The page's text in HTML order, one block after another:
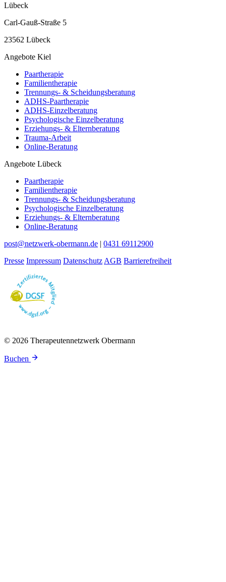
Lübeck
Carl-Gauß-Straße 5
23562 Lübeck
Angebote Kiel
Paartherapie
Familientherapie
Trennungs- & Scheidungsberatung
ADHS-Paartherapie
ADHS-Einzelberatung
Psychologische Einzelberatung
Erziehungs- & Elternberatung
Trauma-Arbeit
Online-Beratung
Angebote Lübeck
Paartherapie
Familientherapie
Trennungs- & Scheidungsberatung
Psychologische Einzelberatung
Erziehungs- & Elternberatung
Online-Beratung
post@netzwerk-obermann.de | 0431 69112900
Presse Impressum Datenschutz AGB Barrierefreiheit
© 2026 Therapeutennetzwerk Obermann
Buchen